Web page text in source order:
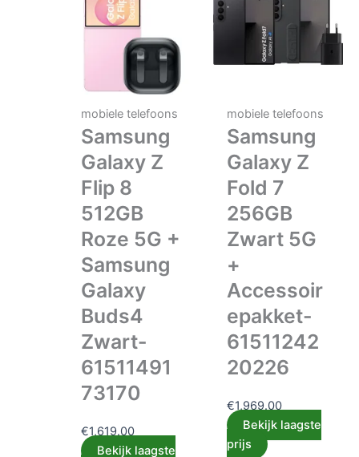
mobiele telefoons
Samsung
Galaxy Z
Flip 8
512GB
Roze 5G +
Samsung
Galaxy
Buds4
Zwart-
61511491
73170
€1,619.00
Bekijk laagste
mobiele telefoons
Samsung
Galaxy Z
Fold 7
256GB
Zwart 5G
+
Accessoir
epakket-
61511242
20226
€1,969.00
Bekijk laagste
prijs